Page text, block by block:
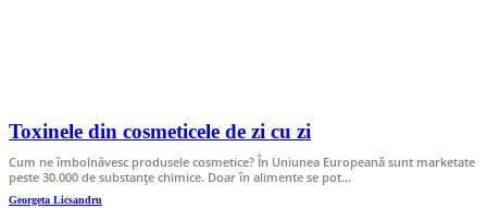
Toxinele din cosmeticele de zi cu zi
Cum ne îmbolnăvesc produsele cosmetice? În Uniunea Europeană sunt marketate
peste 30.000 de substanțe chimice. Doar în alimente se pot…
Georgeta Licsandru